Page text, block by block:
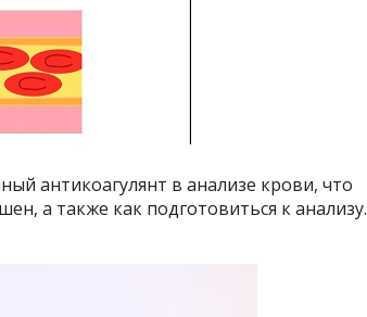
антикоагулянт в анализе крови, что
а также как подготовиться к анализу.